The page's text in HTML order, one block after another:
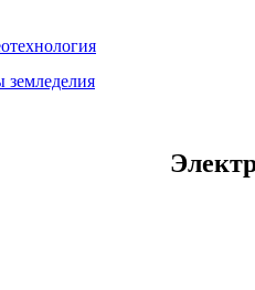
земледелия